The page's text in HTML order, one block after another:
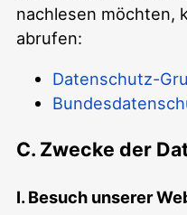
nachlesen möchten,
abrufen:
Datenschutz-
C. Zwecke der
I. Besuch unserer